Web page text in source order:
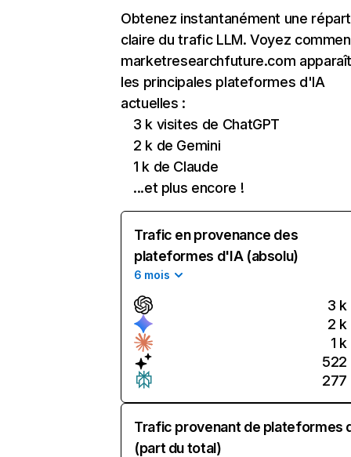
Obtenez instantanément une
claire du trafic LLM. Voyez
marketresearchfuture.com
les principales plateformes d'IA
actuelles :
3 k visites de ChatGPT
2 k de Gemini
1 k de Claude
...et plus encore !
Trafic en provenance des
plateformes d'IA (absolu)
6 mois
3 k
2 k
1 k
522
277
Trafic provenant de plateformes
(part du total)